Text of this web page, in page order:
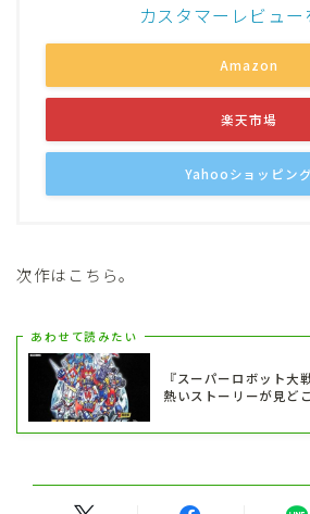
カスタマーレビュー
Amazon
楽天市場
Yahooショッピング
次作はこちら。
あわせて読みたい
『スーパーロボット大
熱いストーリーが見ど